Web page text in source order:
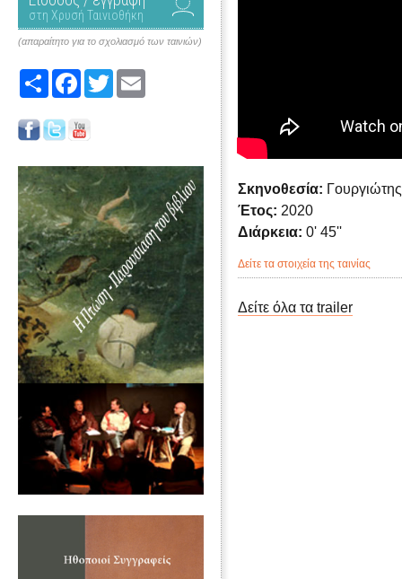
στη Χρυσή Ταινιοθήκη
(απαραίτητο για το σχολιασμό των ταινιών)
Share FacebookTwitter
Σκηνοθεσία:
Έτος: 2020
Διάρκεια: 0' 45''
Δείτε τα στοιχεία της ταινίας
Δείτε όλα τα trailer